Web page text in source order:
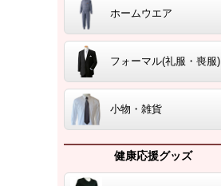
ホームウエア
フォーマル(礼服・喪服)
小物・雑貨
健康応援グッズ